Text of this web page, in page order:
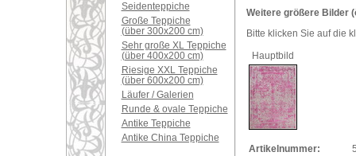
Seidenteppiche
Große Teppiche
(über 300x200 cm)
Sehr große XL Teppiche
(über 400x200 cm)
Riesige XXL Teppiche
(über 600x200 cm)
Läufer / Galerien
Runde & ovale Teppiche
Antike Teppiche
Antike China Teppiche
Weitere größere Bilder
Bitte klicken Sie auf die
Hauptbild
Artikelnummer: